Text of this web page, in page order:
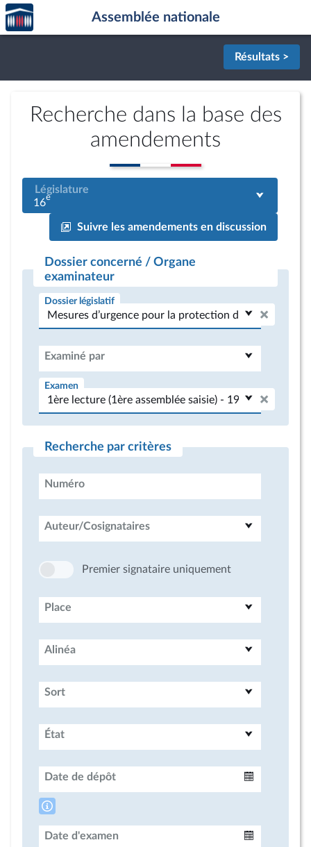
Aller au contenu
Aller en bas de la page
Accèder
à la
page
Assemblée nationale
Résultats >
Recherche dans la base des
amendements
Législature
16e
Suivre les amendements en discussion
Dossier concerné / Organe
examinateur
Dossier législatif
Examiné par
Examen
Recherche par critères
Numéro
Auteur/Cosignataires
Premier signataire uniquement
Place
Alinéa
Sort
État
Date de dépôt
Date d'examen